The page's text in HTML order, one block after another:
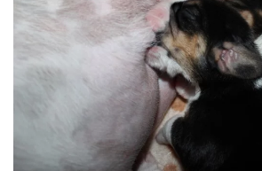
BILD ANZEIGEN